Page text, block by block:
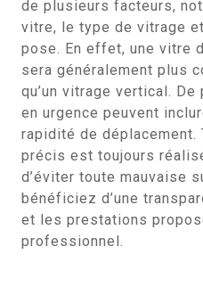
de plusieurs facteurs,
vitre, le type de vitrage
pose. En effet, une vitre
sera généralement plus
qu’un vitrage vertical.
en urgence peuvent
rapidité de déplacement.
précis est toujours
d’éviter toute mauvaise
bénéficiez d’une
et les prestations
professionnel.